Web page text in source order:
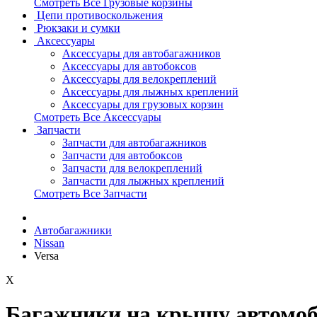
Смотреть Все Грузовые корзины
Цепи противоскольжения
Рюкзаки и сумки
Аксессуары
Аксессуары для автобагажников
Аксессуары для автобоксов
Аксессуары для велокреплений
Аксессуары для лыжных креплений
Аксессуары для грузовых корзин
Смотреть Все Аксессуары
Запчасти
Запчасти для автобагажников
Запчасти для автобоксов
Запчасти для велокреплений
Запчасти для лыжных креплений
Смотреть Все Запчасти
Автобагажники
Nissan
Versa
X